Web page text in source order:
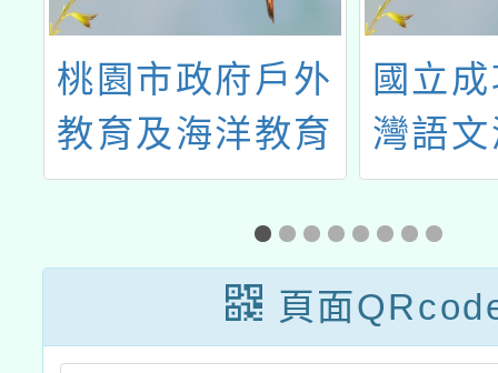
桃園市政府戶外
教育及海洋教育
中心辦理113學
年桃園市學習路
線教師研習-「復
興區東眼山國家
國立
灣語
「
民台
頁面